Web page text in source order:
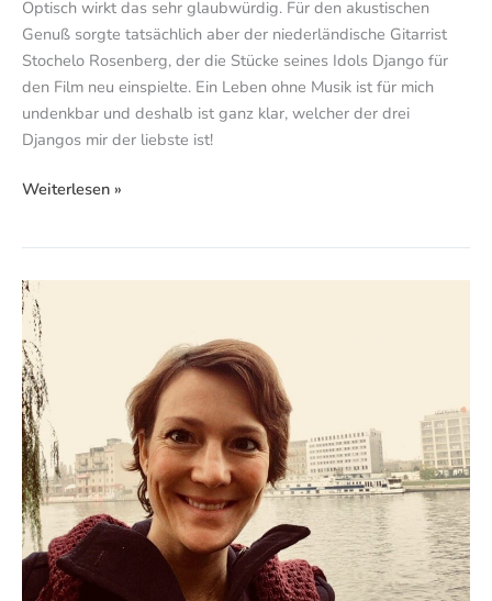
Optisch wirkt das sehr glaubwürdig. Für den akustischen
Genuß sorgte tatsächlich aber der niederländische Gitarrist
Stochelo Rosenberg, der die Stücke seines Idols Django für
den Film neu einspielte. Ein Leben ohne Musik ist für mich
undenkbar und deshalb ist ganz klar, welcher der drei
Djangos mir der liebste ist!
Weiterlesen »
Vier
Minuten
Ann
Vielhaben
lauschen!